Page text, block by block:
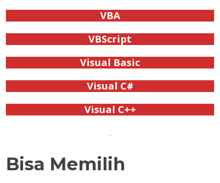
VBA
VBScript
Visual Basic
Visual C#
Visual C++
.
Bisa Memilih